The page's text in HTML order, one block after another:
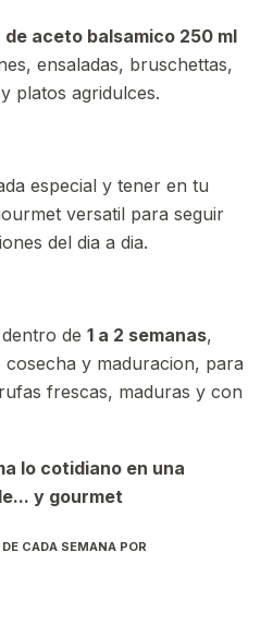
aceto balsamico 250 ml
ensaladas, bruschettas,
platos agridulces.
especial y tener en tu
versatil para seguir
del dia a dia.
de 1 a 2 semanas,
cosecha y maduracion, para
frescas, maduras y con
lo cotidiano en una
y gourmet
CADA SEMANA POR